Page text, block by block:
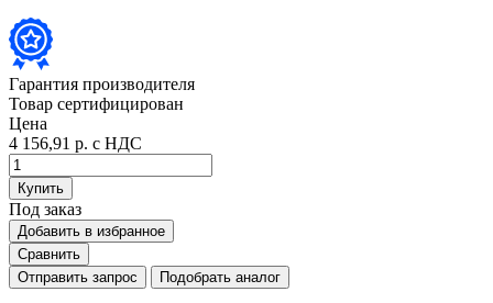
Гарантия производителя
Товар сертифицирован
Цена
4 156,91 р. с НДС
Купить
Под заказ
Добавить в избранное
Сравнить
Отправить запрос
Подобрать аналог